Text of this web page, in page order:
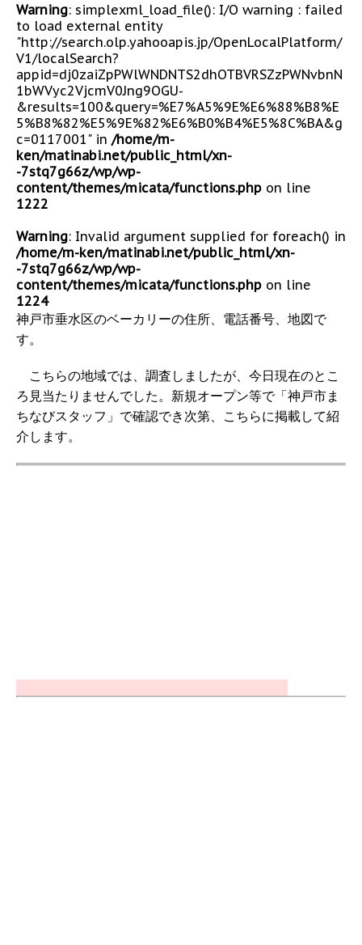
Warning: simplexml_load_file(): I/O warning : failed
to load external entity
"http://search.olp.yahooapis.jp/OpenLocalPlatform/
V1/localSearch?
appid=dj0zaiZpPWlWNDNTS2dhOTBVRSZzPWNvbnN
1bWVyc2VjcmV0Jng9OGU-
&results=100&query=%E7%A5%9E%E6%88%B8%E
5%B8%82%E5%9E%82%E6%B0%B4%E5%8C%BA&g
c=0117001" in /home/m-
ken/matinabi.net/public_html/xn-
-7stq7g66z/wp/wp-
content/themes/micata/functions.php on line
1222
Warning: Invalid argument supplied for foreach() in
/home/m-ken/matinabi.net/public_html/xn-
-7stq7g66z/wp/wp-
content/themes/micata/functions.php on line
1224
神戸市垂水区のベーカリーの住所、電話番号、地図で
す。
こちらの地域では、調査しましたが、今日現在のとこ
ろ見当たりませんでした。新規オープン等で「神戸市ま
ちなびスタッフ」で確認でき次第、こちらに掲載して紹
介します。